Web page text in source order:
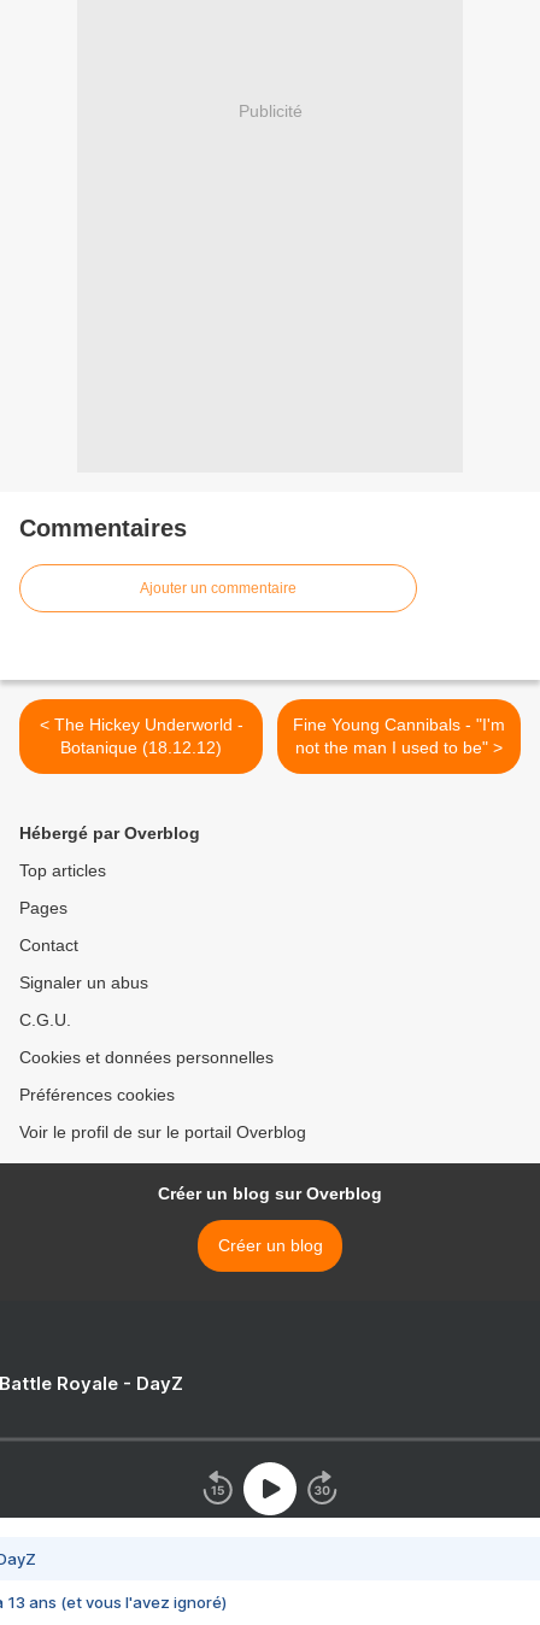
Publicité
Commentaires
Ajouter un commentaire
< The Hickey Underworld -
Botanique (18.12.12)
Fine Young Cannibals - "I'm
not the man I used to be" >
Hébergé par Overblog
Top articles
Pages
Contact
Signaler un abus
C.G.U.
Cookies et données personnelles
Préférences cookies
Voir le profil de sur le portail Overblog
Créer un blog sur Overblog
Créer un blog
Royale - DayZ
13 ans (et vous l'avez ignoré)